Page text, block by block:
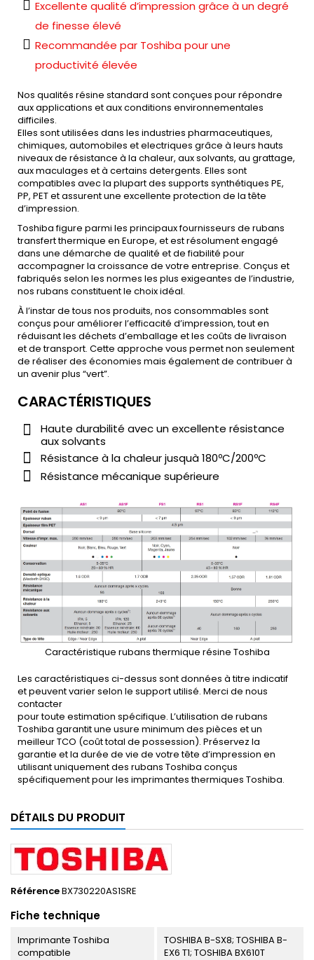
Excellente qualité d’impression grâce à un degré
de finesse élevé
Recommandée par Toshiba pour une
productivité élevée
Nos qualités résine standard sont conçues pour répondre
aux applications et aux conditions environnementales
difficiles.
Elles sont utilisées dans les industries pharmaceutiques,
chimiques, automobiles et electriques grâce à leurs hauts
niveaux de résistance à la chaleur, aux solvants, au grattage,
aux maculages et à certains detergents. Elles sont
compatibles avec la plupart des supports synthétiques PE,
PP, PET et assurent une excellente protection de la tête
d’impression.
Toshiba figure parmi les principaux fournisseurs de rubans
transfert thermique en Europe, et est résolument engagé
dans une démarche de qualité et de fiabilité pour
accompagner la croissance de votre entreprise. Conçus et
fabriqués selon les normes les plus exigeantes de l’industrie,
nos rubans constituent le choix idéal.
À l’instar de tous nos produits, nos consommables sont
conçus pour améliorer l’efficacité d’impression, tout en
réduisant les déchets d’emballage et les coûts de livraison
et de transport. Cette approche vous permet non seulement
de réaliser des économies mais également de contribuer à
un avenir plus “vert”.
CARACTÉRISTIQUES
Haute durabilité avec un excellente résistance
aux solvants
Résistance à la chaleur jusquà 180ºC/200ºC
Résistance mécanique supérieure
Caractéristique rubans thermique résine Toshiba
Les caractéristiques ci-dessus sont données à titre indicatif
et peuvent varier selon le support utilisé. Merci de nous
contacter
pour toute estimation spécifique. L’utilisation de rubans
Toshiba garantit une usure minimum des pièces et un
meilleur TCO (coût total de possession). Préservez la
garantie et la durée de vie de votre tête d’impression en
utilisant uniquement des rubans Toshiba conçus
spécifiquement pour les imprimantes thermiques Toshiba.
DÉTAILS DU PRODUIT
RéférenceBX730220AS1SRE
Fiche technique
Imprimante Toshiba
compatible
TOSHIBA B-SX8; TOSHIBA B-
EX6 T1; TOSHIBA BX610T